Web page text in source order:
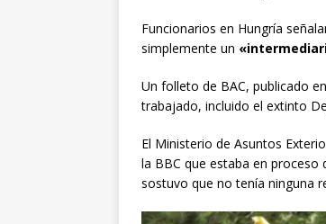
Funcionarios en Hungría
simplemente un
Un folleto de BAC, publicado
trabajado, incluido el extinto
El Ministerio de Asuntos
la BBC que estaba en proceso
sostuvo que no tenía ninguna